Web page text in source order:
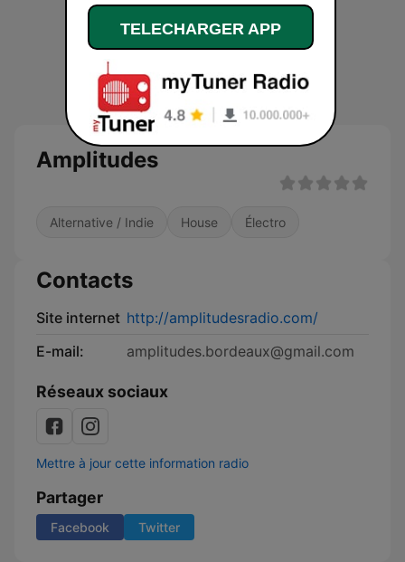
Amplitudes
Alternative / Indie House Électro
Contacts
Site internet http://amplitudesradio.com/
E-mail:
amplitudes.bordeaux@gmail.com
Réseaux sociaux
Mettre à jour cette information radio
Partager
Facebook Twitter
TELECHARGER APP